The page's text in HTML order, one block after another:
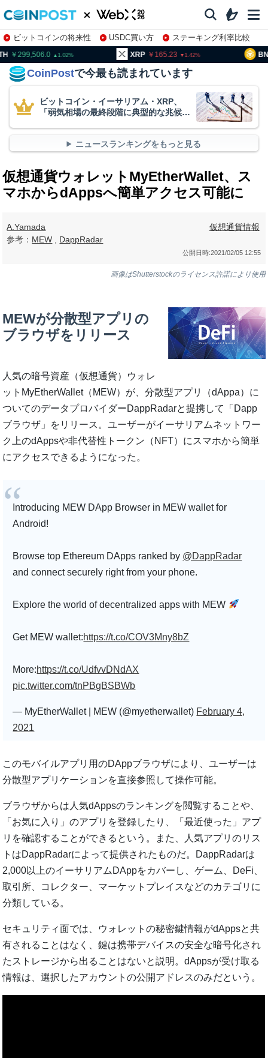
ビットコインの将来性 USDC買い方
ステーキング利率比較
株特集・関連銘柄
1.02 XRP 165.23 1.42 BNB
CoinPostで今最も読まれています
ビットコイン・イーサリアム・XRP、
「弱気相場の最終段階に典型的な兆候」
ニュースランキングをもっと見る
仮想通貨ウォレットMyEtherWallet、ス
マホからdAppsへ簡単アクセス可能に
A.Yamada
参考： MEW DappRadar
仮想通貨情報
公開日時:2021/02/05 12:55
画像はShutterstockのライセンス許諾により使用
MEWが分散型アプリの
ブラウザをリリース
人気の暗号資産（仮想通貨）ウォレ
ットMyEtherWallet（MEW）が、分散型アプリ（dAppa）に
ついてのデータプロバイダーDappRadarと提携して「Dapp
ブラウザ」をリリース。ユーザーがイーサリアムネットワー
ク上のdAppsや非代替性トークン（NFT）にスマホから簡単
にアクセスできるようになった。
Introducing MEW DApp Browser in MEW wallet for
Android!
Browse top Ethereum DApps ranked by @DappRadar
and connect securely right from your phone.
Explore the world of decentralized apps with MEW
Get MEW wallet:https://t.co/COV3Mny8bZ
More:https://t.co/UdfvvDNdAX
pic.twitter.com/tnPBgBSBWb
— MyEtherWallet | MEW (@myetherwallet) February 4,
2021
このモバイルアプリ用のDAppブラウザにより、ユーザーは
分散型アプリケーションを直接参照して操作可能。
ブラウザからは人気dAppsのランキングを閲覧することや、
「お気に入り」のアプリを登録したり、「最近使った」アプ
リを確認することができるという。また、人気アプリのリス
トはDappRadarによって提供されたものだ。DappRadarは
2,000以上のイーサリアムDAppをカバーし、ゲーム、DeFi、
取引所、コレクター、マーケットプレイスなどのカテゴリに
分類している。
セキュリティ面では、ウォレットの秘密鍵情報がdAppsと共
有されることはなく、鍵は携帯デバイスの安全な暗号化され
たストレージから出ることはないと説明。dAppsが受け取る
情報は、選択したアカウントの公開アドレスのみだという。